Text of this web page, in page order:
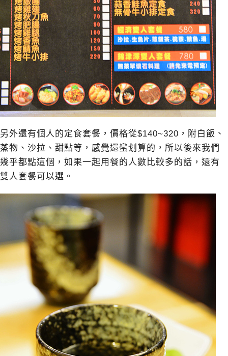
另外還有個人的定食套餐，價格從$140~320，附白飯、
蒸物、沙拉、甜點等，感覺還蠻划算的，所以後來我們
幾乎都點這個，如果一起用餐的人數比較多的話，還有
雙人套餐可以選。